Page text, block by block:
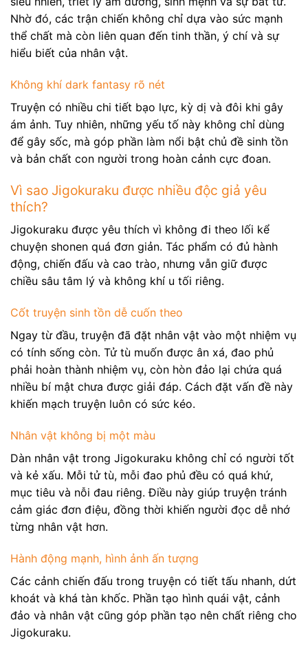
Nhờ đó, các trận chiến không chỉ dựa vào sức mạnh
thể chất mà còn liên quan đến tinh thần, ý chí và sự
hiểu biết của nhân vật.
Không khí dark fantasy rõ nét
Truyện có nhiều chi tiết bạo lực, kỳ dị và đôi khi gây
ám ảnh. Tuy nhiên, những yếu tố này không chỉ dùng
để gây sốc, mà góp phần làm nổi bật chủ đề sinh tồn
và bản chất con người trong hoàn cảnh cực đoan.
Vì sao Jigokuraku được nhiều độc giả yêu
thích?
Jigokuraku được yêu thích vì không đi theo lối kể
chuyện shonen quá đơn giản. Tác phẩm có đủ hành
động, chiến đấu và cao trào, nhưng vẫn giữ được
chiều sâu tâm lý và không khí u tối riêng.
Cốt truyện sinh tồn dễ cuốn theo
Ngay từ đầu, truyện đã đặt nhân vật vào một nhiệm vụ
có tính sống còn. Tử tù muốn được ân xá, đao phủ
phải hoàn thành nhiệm vụ, còn hòn đảo lại chứa quá
nhiều bí mật chưa được giải đáp. Cách đặt vấn đề này
khiến mạch truyện luôn có sức kéo.
Nhân vật không bị một màu
Dàn nhân vật trong Jigokuraku không chỉ có người tốt
và kẻ xấu. Mỗi tử tù, mỗi đao phủ đều có quá khứ,
mục tiêu và nỗi đau riêng. Điều này giúp truyện tránh
cảm giác đơn điệu, đồng thời khiến người đọc dễ nhớ
từng nhân vật hơn.
Hành động mạnh, hình ảnh ấn tượng
Các cảnh chiến đấu trong truyện có tiết tấu nhanh, dứt
khoát và khá tàn khốc. Phần tạo hình quái vật, cảnh
đảo và nhân vật cũng góp phần tạo nên chất riêng cho
Jigokuraku.